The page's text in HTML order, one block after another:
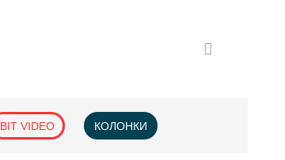
BIT VIDEO КОЛОНКИ